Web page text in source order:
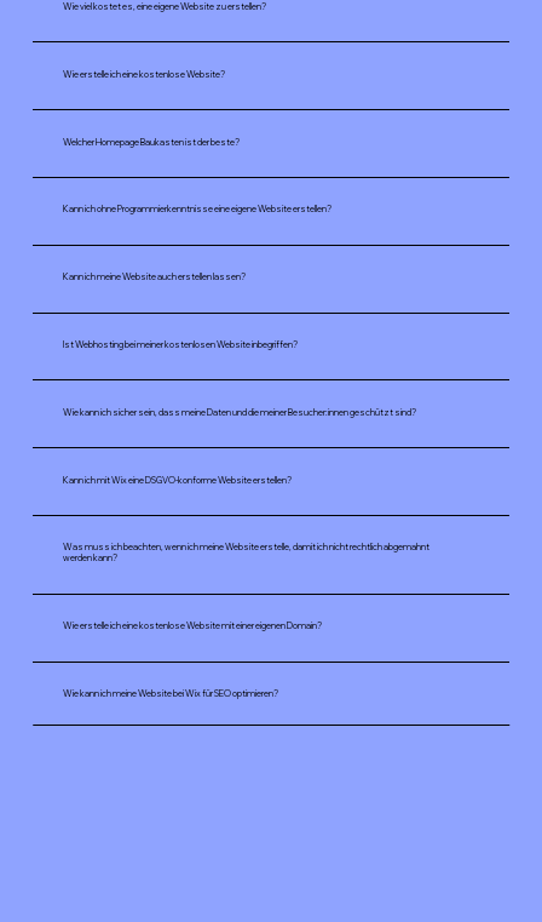
Wie viel kostet es, eine eigene Website zu erstellen?
Wie erstelle ich eine kostenlose Website?
Welcher Homepage Baukasten ist der beste?
Kann ich ohne Programmierkenntnisse eine eigene Website erstellen?
Kann ich meine Website auch erstellen lassen?
Ist Webhosting bei meiner kostenlosen Website inbegriffen?
Wie kann ich sicher sein, dass meine Daten und die meiner Besucher:innen geschützt sind?
Kann ich mit Wix eine DSGVO-konforme Website erstellen?
Was muss ich beachten, wenn ich meine Website erstelle, damit ich nicht rechtlich abgemahnt
werden kann?
Wie erstelle ich eine kostenlose Website mit einer eigenen Domain?
Wie kann ich meine Website bei Wix für SEO optimieren?